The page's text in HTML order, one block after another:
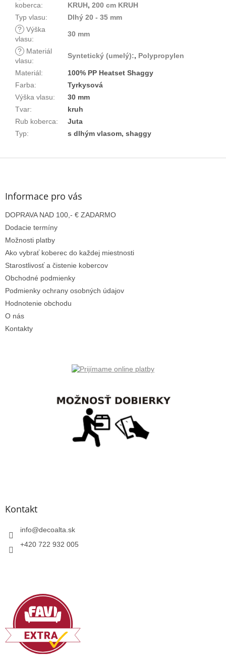
koberca:
KRUH, 200 cm KRUH
Typ vlasu:
Dlhý 20 - 35 mm
? Výška
vlasu:
30 mm
?
Materiál
vlasu:
Syntetický (umelý):, Polypropylen
Materiál:
100% PP Heatset Shaggy
Farba:
Tyrkysová
Výška vlasu:
30 mm
Tvar:
kruh
Rub koberca:
Juta
Typ: s dlhým vlasom, shaggy
Z
Informace pro vás
DOPRAVA NAD 100,- € ZADARMO
Dodacie termíny
Možnosti platby
Ako vybrať koberec do každej miestnosti
Starostlivosť a čistenie kobercov
Obchodné podmienky
Podmienky ochrany osobných údajov
Hodnotenie obchodu
O nás
Kontakty
Kontakt
info@decoalta.sk
+420 722 932 005